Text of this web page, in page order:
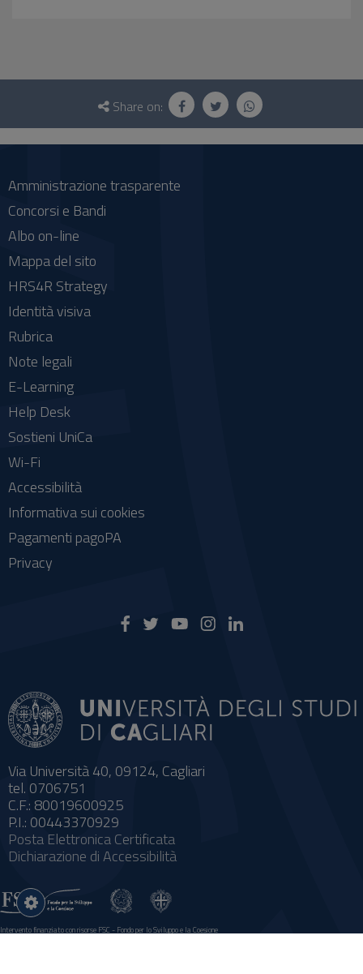
Questionnaire
social
Share on:
Via Università 40, 09124, Cagliari
tel. 0706751
C.F.: 80019600925
P.I.: 00443370929
Posta Elettronica Certificata
Dichiarazione di Accessibilità
Amministrazione trasparente
Concorsi e Bandi
Albo on-line
Mappa del sito
HRS4R Strategy
Identità visiva
Rubrica
Note legali
E-Learning
Help Desk
Sostieni UniCa
Wi-Fi
Accessibilità
Informativa sui cookies
Pagamenti pagoPA
Privacy
Intervento finanziato con risorse FSC - Fondo per lo Sviluppo e la Coesione
Impostazioni
cookie